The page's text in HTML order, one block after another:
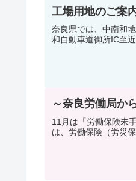
工場用地のご案
奈良県では、中南和
和自動車道御所IC至
～奈良労働局か
11月は「労働保険未
は、労働保険（労災